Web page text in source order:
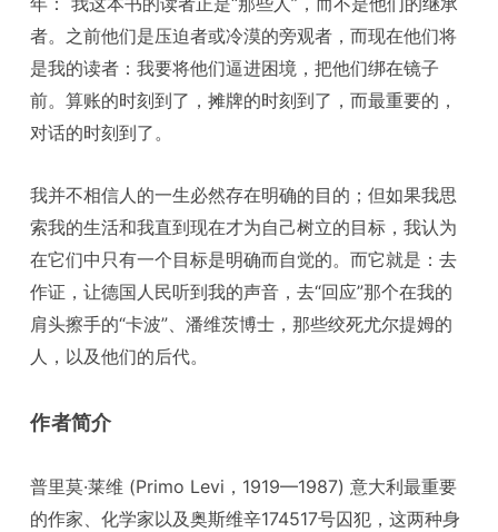
者。之前他们是压迫者或冷漠的旁观者，而现在他们将
是我的读者：我要将他们逼进困境，把他们绑在镜子
前。算账的时刻到了，摊牌的时刻到了，而最重要的，
对话的时刻到了。
我并不相信人的一生必然存在明确的目的；但如果我思
索我的生活和我直到现在才为自己树立的目标，我认为
在它们中只有一个目标是明确而自觉的。而它就是：去
作证，让德国人民听到我的声音，去“回应”那个在我的
肩头擦手的“卡波”、潘维茨博士，那些绞死尤尔提姆的
人，以及他们的后代。
作者简介
普里莫·莱维 (Primo Levi，1919—1987) 意大利最重要
的作家、化学家以及奥斯维辛174517号囚犯，这两种身